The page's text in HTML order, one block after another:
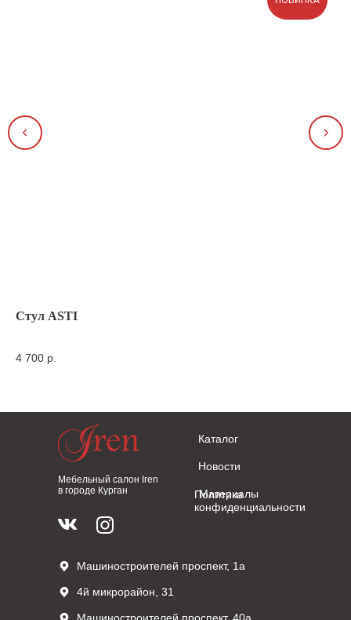
Стул ASTI
4 700 р.
Машиностроителей проспект, 1а
4й микрорайон, 31
Каталог
Новости
Политика
конфиденциальности
Материалы
Мебельный салон Iren
в городе Курган